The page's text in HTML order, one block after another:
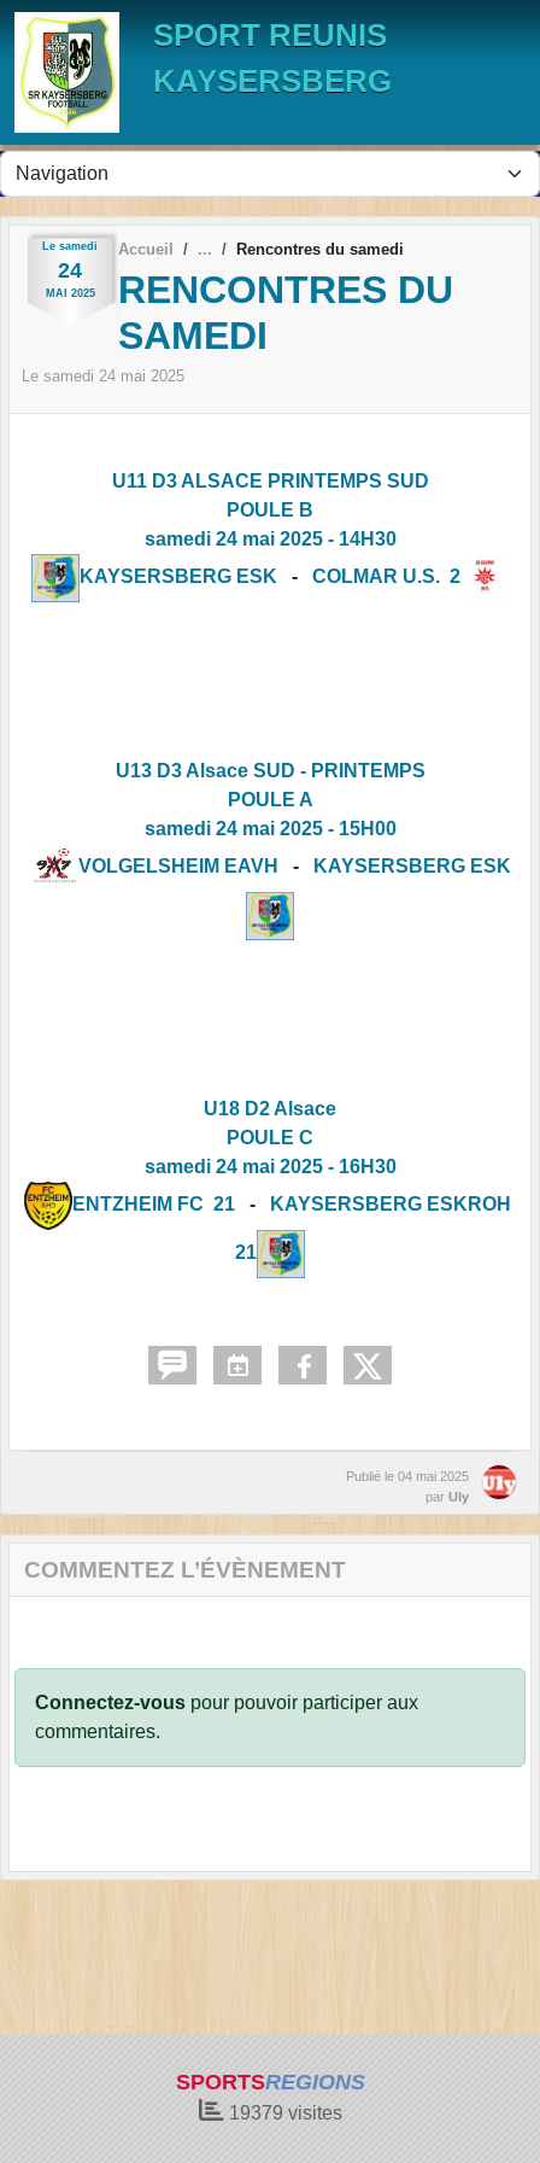
SPORT REUNIS
KAYSERSBERG
Le samedi
24
MAI 2025
Accueil Rencontres du samedi
RENCONTRES DU
SAMEDI
Le samedi 24 mai 2025
U11 D3 ALSACE PRINTEMPS SUD
POULE B
samedi 24 mai 2025 - 14H30
KAYSERSBERG ESK - COLMAR U.S. 2
U13 D3 Alsace SUD - PRINTEMPS
POULE A
samedi 24 mai 2025 - 15H00
VOLGELSHEIM EAVH
- KAYSERSBERG ESK
U18 D2 Alsace
POULE C
samedi 24 mai 2025 - 16H30
ENTZHEIM FC 21 - KAYSERSBERG ESKROH
21
Publié le 04 mai 2025
par Uly
COMMENTEZ L’ÉVÈNEMENT
Connectez-vous pour pouvoir participer aux
commentaires.
SPORTSREGIONS
19379 visites
Panneau de gestion des cookies